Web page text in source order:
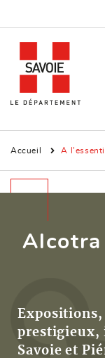
Accueil A
Alcotra
prestigieux,
Savoie et